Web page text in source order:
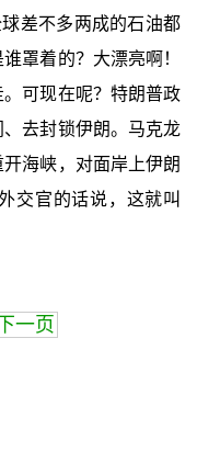
差不多两成的石油都
罩着的？大漂亮啊！
可现在呢？特朗普政
去封锁伊朗。马克龙
海峡，对面岸上伊朗
交官的话说，这就叫
下一页